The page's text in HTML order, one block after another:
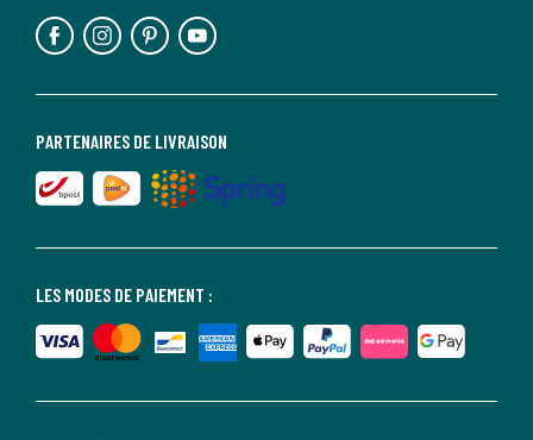
LES MODES DE PAIEMENT :
PARTENAIRES DE LIVRAISON